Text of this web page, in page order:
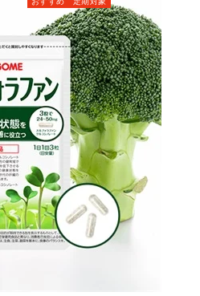
定期お届けコース価格
(毎月1点)
4,269 円 (税込)
通常価格
4,628 円 (税込)